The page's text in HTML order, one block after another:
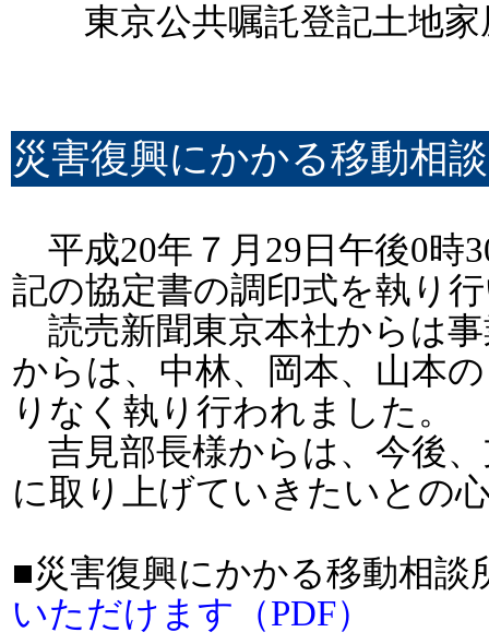
東京公共嘱託登記土地家
災害復興にかかる移動相
平成20年７月29日午後0時
記の協定書の調印式を執り
読売新聞東京本社からは
からは、中林、岡本、山本
りなく執り行われました。
吉見部長様からは、今後
に取り上げていきたいとの
■災害復興にかかる移動相
いただけます（PDF）